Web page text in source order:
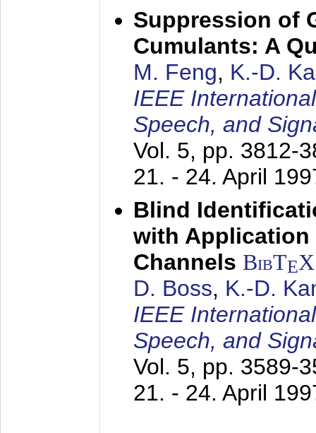
Suppression of
Cumulants: A
M. Feng, K.-D.
IEEE
Speech, and
Vol. 5, pp. 3812-
21. - 24. April
Blind
with Application
Channels BibTEX
D. Boss, K.-D.
IEEE
Speech, and
Vol. 5, pp. 3589-
21. - 24. April